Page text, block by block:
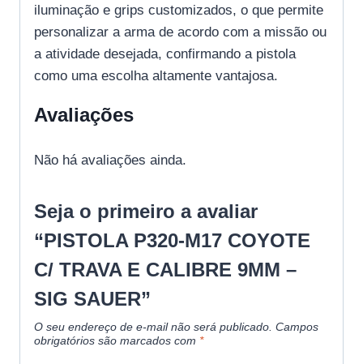
iluminação e grips customizados, o que permite
personalizar a arma de acordo com a missão ou
a atividade desejada, confirmando a pistola
como uma escolha altamente vantajosa.
Avaliações
Não há avaliações ainda.
Seja o primeiro a avaliar
“PISTOLA P320-M17 COYOTE
C/ TRAVA E CALIBRE 9MM –
SIG SAUER”
O seu endereço de e-mail não será publicado. Campos
obrigatórios são marcados com *